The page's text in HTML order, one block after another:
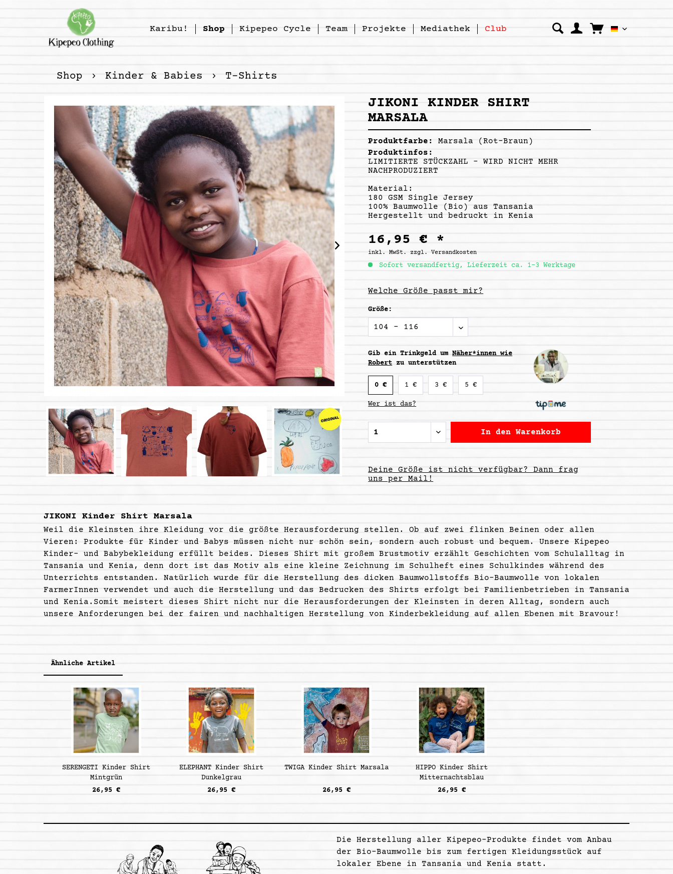
Karibu! Shop Kipepeo Cycle Team Projekte Mediathek Club Kipepeo
Shop Kinder & Babies T-Shirts
JIKONI KINDER SHIRT
MARSALA
Produktfarbe:Marsala (Rot-Braun)
Produktinfos:
LIMITIERTE STÜCKZAHL - WIRD NICHT MEHR
NACHPRODUZIERT
Material:
180 GSM Single Jersey
100% Baumwolle (Bio) aus Tansania
Hergestellt und bedruckt in Kenia
16,95 € *
inkl. MwSt. zzgl. Versandkosten
Sofort versandfertig, Lieferzeit ca. 1-3 Werktage
Welche Größe passt mir?
Größe:
Gib ein Trinkgeld umNäher*innen wie
Robert zu unterstützen
0 € 1 € 3 € 5 €
Wer ist das?
In den Warenkorb
Deine Größe ist nicht verfügbar? Dann frag
uns per Mail!
JIKONI Kinder Shirt Marsala
Weil die Kleinsten ihre Kleidung vor die größte Herausforderung stellen. Ob auf zwei flinken Beinen oder allen
Vieren: Produkte für Kinder und Babys müssen nicht nur schön sein, sondern auch robust und bequem. Unsere Kipepeo
Kinder- und Babybekleidung erfüllt beides. Dieses Shirt mit großem Brustmotiv erzählt Geschichten vom Schulalltag in
Tansania und Kenia, denn dort ist das Motiv als eine kleine Zeichnung im Schulheft eines Schulkindes während des
Unterrichts entstanden. Natürlich wurde für die Herstellung des dicken Baumwollstoffs Bio-Baumwolle von lokalen
FarmerInnen verwendet und auch die Herstellung und das Bedrucken des Shirts erfolgt bei Familienbetrieben in Tansania
und Kenia.Somit meistert dieses Shirt nicht nur die Herausforderungen der Kleinsten in deren Alltag, sondern auch
unsere Anforderungen bei der fairen und nachhaltigen Herstellung von Kinderbekleidung auf allen Ebenen mit Bravour!
Ähnliche Artikel
SERENGETI Kinder Shirt
Mintgrün
26,95 €
ELEPHANT Kinder Shirt
Dunkelgrau
26,95 €
TWIGA Kinder Shirt Marsala
26,95 €
HIPPO Kinder Shirt
Mitternachtsblau
26,95 €
Die Herstellung aller Kipepeo-Produkte findet vom Anbau
der Bio-Baumwolle bis zum fertigen Kleidungsstück auf
lokaler Ebene in Tansania und Kenia statt.